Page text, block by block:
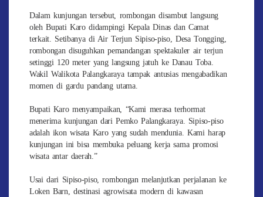
Dalam kunjungan tersebut, rombongan disambut langsung
oleh Bupati Karo didampingi Kepala Dinas dan Camat
terkait. Setibanya di Air Terjun Sipiso-piso, Desa Tongging,
rombongan disuguhkan pemandangan spektakuler air terjun
setinggi 120 meter yang langsung jatuh ke Danau Toba.
Wakil Walikota Palangkaraya tampak antusias mengabadikan
momen di gardu pandang utama.
Bupati Karo menyampaikan, “Kami merasa terhormat
menerima kunjungan dari Pemko Palangkaraya. Sipiso-piso
adalah ikon wisata Karo yang sudah mendunia. Kami harap
kunjungan ini bisa membuka peluang kerja sama promosi
wisata antar daerah.”
Usai dari Sipiso-piso, rombongan melanjutkan perjalanan ke
Loken Barn, destinasi agrowisata modern di kawasan